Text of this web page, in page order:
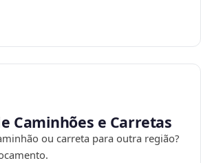
Caminhões e Carretas
ou carreta para outra região?